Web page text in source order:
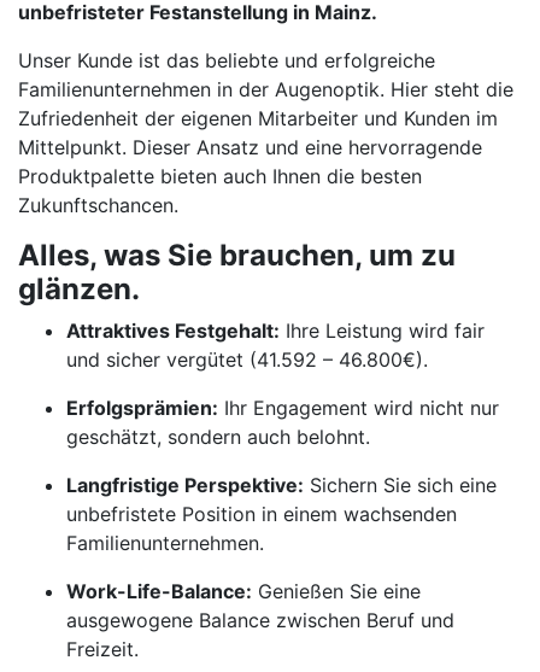
unbefristeter Festanstellung in Mainz.
Unser Kunde ist das beliebte und erfolgreiche
Familienunternehmen in der Augenoptik. Hier steht die
Zufriedenheit der eigenen Mitarbeiter und Kunden im
Mittelpunkt. Dieser Ansatz und eine hervorragende
Produktpalette bieten auch Ihnen die besten
Zukunftschancen.
Alles, was Sie brauchen, um zu
glänzen.
Attraktives Festgehalt: Ihre Leistung wird fair
und sicher vergütet (41.592 – 46.800€).
Erfolgsprämien: Ihr Engagement wird nicht nur
geschätzt, sondern auch belohnt.
Langfristige Perspektive: Sichern Sie sich eine
unbefristete Position in einem wachsenden
Familienunternehmen.
Work-Life-Balance: Genießen Sie eine
ausgewogene Balance zwischen Beruf und
Freizeit.